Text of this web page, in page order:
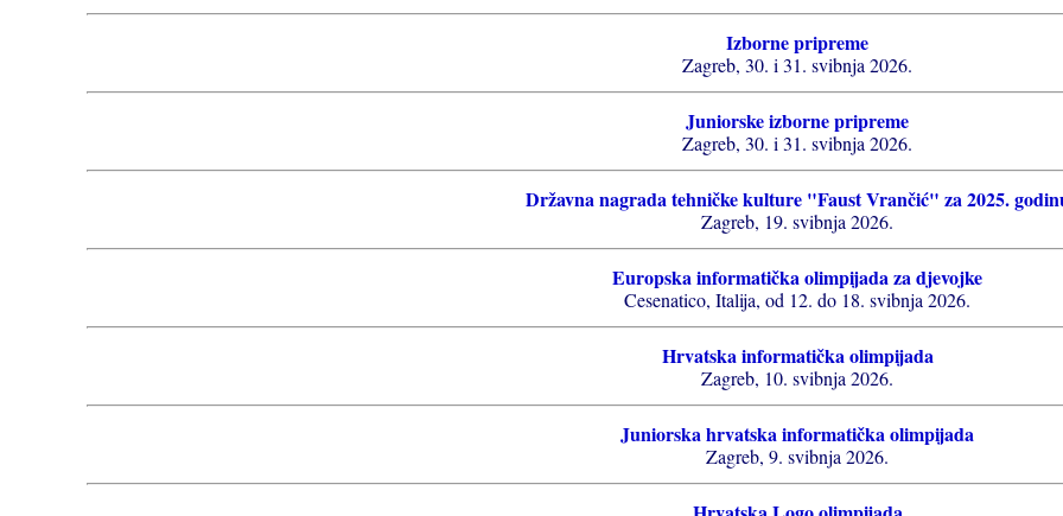
Izborne pripreme
Zagreb, 30. i 31. svibnja 2026.
Juniorske izborne pripreme
Zagreb, 30. i 31. svibnja 2026.
Državna nagrada tehničke kulture "Faust Vrančić" za 2025.
Zagreb, 19. svibnja 2026.
Europska informatička olimpijada za djevojke
Cesenatico, Italija, od 12. do 18. svibnja 2026.
Hrvatska informatička olimpijada
Zagreb, 10. svibnja 2026.
Juniorska hrvatska informatička olimpijada
Zagreb, 9. svibnja 2026.